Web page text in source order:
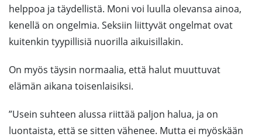
helppoa ja täydellistä. Moni voi luulla olevansa ainoa,
kenellä on ongelmia. Seksiin liittyvät ongelmat ovat
kuitenkin tyypillisiä nuorilla aikuisillakin.
On myös täysin normaalia, että halut muuttuvat
elämän aikana toisenlaisiksi.
”Usein suhteen alussa riittää paljon halua, ja on
luontaista, että se sitten vähenee. Mutta ei myöskään